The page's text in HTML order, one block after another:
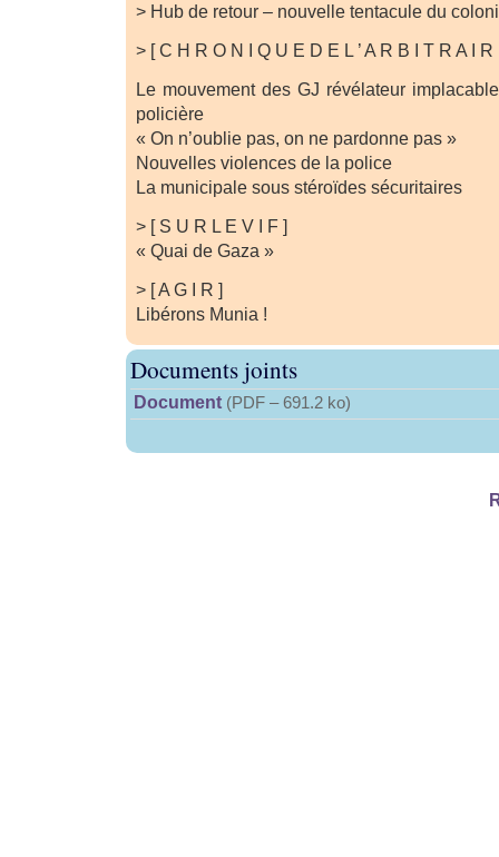
> Hub de retour – nouvelle tentacule du
> [ C H R O N I Q U E D E L ’ A R B I T R A I R
Le mouvement des GJ révélateur
policière
« On n’oublie pas, on ne pardonne pas »
Nouvelles violences de la police
La municipale sous stéroïdes sécuritaires
> [ S U R L E V I F ]
« Quai de Gaza »
> [ A G I R ]
Libérons Munia !
Documents joints
Document (PDF – 691.2 ko)